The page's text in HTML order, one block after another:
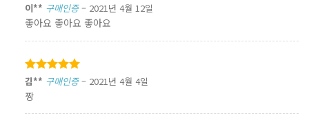
5 중에서
5로 평가됨
이** 구매인증 – 2021년 4월 12일
좋아요 좋아요 좋아요
5 중에서
5로 평가됨
김** 구매인증 – 2021년 4월 4일
짱